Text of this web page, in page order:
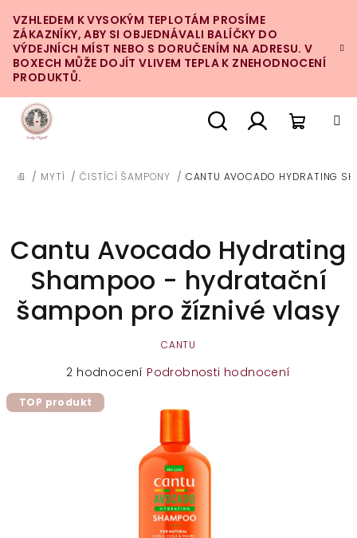
na
obsah
VZHLEDEM K VYSOKÝM TEPLOTÁM PROSÍME
ZÁKAZNÍKY, ABY SI OBJEDNÁVALI BALÍČKY DO
VÝDEJNÍCH MÍST NEBO S DORUČENÍM NA ADRESU. V
BOXECH MŮŽE DOJÍT VLIVEM TEPLA K ZNEHODNOCENÍ
PRODUKTŮ.
DOMŮ
/ MYTÍ / ČISTÍCÍ ŠAMPONY / CANTU AVOCADO HYDRATING
Cantu Avocado Hydrating
Shampoo - hydratační
šampon pro žíznivé vlasy
CANTU
Průměrné
produktu
2 hodnocení Podrobnosti hodnocení
TOP produkt